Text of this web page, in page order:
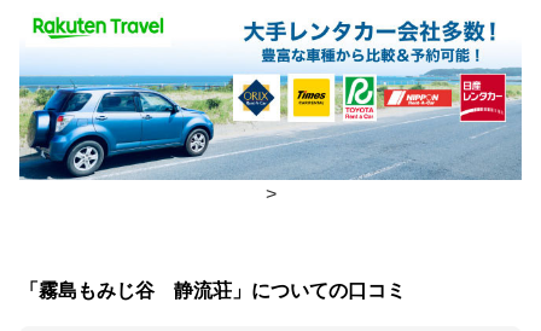
食事場所
朝食 レストラン、広間
夕食 レストラン、広間
>
「霧島もみじ谷 静流荘」についての口コミ